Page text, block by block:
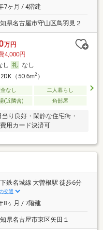
7ヶ月 / 4階建
県名古屋市守山区鳥羽見２
万円
4,000円
し
なし
（50.6m2）
なし
二人暮らし
(近隣含) 角部屋
り良好・閑静な住宅街・
用カード決済可
鉄名城線 大曽根駅 徒歩6分
交通
8ヶ月 / 7階建
県名古屋市東区矢田１